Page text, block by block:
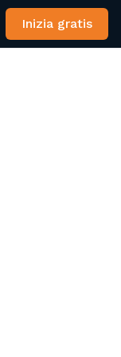
Inizia gratis